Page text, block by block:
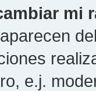
mi
e.j.